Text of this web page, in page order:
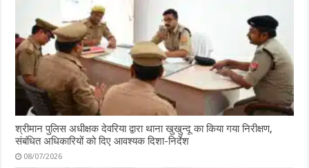
श्रीमान पुलिस अधीक्षक देवरिया द्वारा थाना खुखुन्दू का किया गया निरीक्षण,
संबंधित अधिकारियों को दिए आवश्यक दिशा-निर्देश
08/07/2026